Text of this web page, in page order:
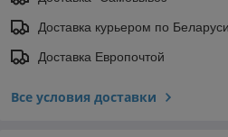
Доставка курьером по Беларуси
Доставка Европочтой
Все условия доставки